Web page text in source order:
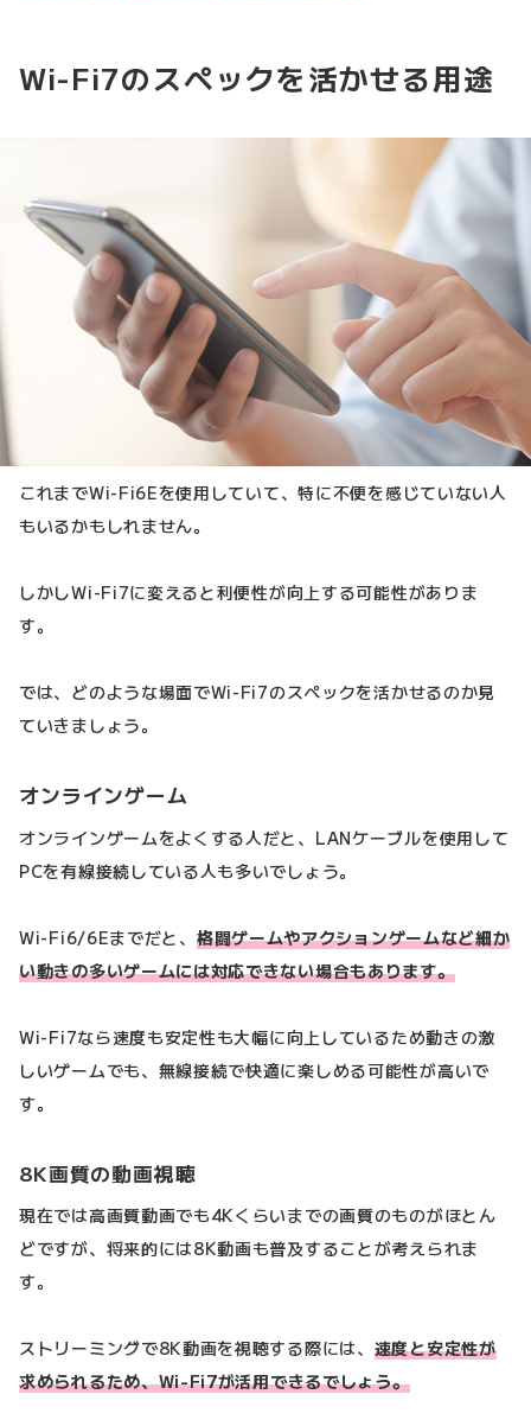
Wi-Fi7のスペックを活かせる用途
これまでWi-Fi6Eを使用していて、特に不便を感じていない人
もいるかもしれません。
しかしWi-Fi7に変えると利便性が向上する可能性がありま
す。
では、どのような場面でWi-Fi7のスペックを活かせるのか見
ていきましょう。
オンラインゲーム
オンラインゲームをよくする人だと、LANケーブルを使用して
PCを有線接続している人も多いでしょう。
Wi-Fi6/6Eまでだと、 格闘ゲームやアクションゲームなど細か
い動きの多いゲームには対応できない場合もあります。
Wi-Fi7なら速度も安定性も大幅に向上しているため動きの激
しいゲームでも、無線接続で快適に楽しめる可能性が高いで
す。
8K画質の動画視聴
現在では高画質動画でも4Kくらいまでの画質のものがほとん
どですが、将来的には8K動画も普及することが考えられま
す。
ストリーミングで8K動画を視聴する際には、 速度と安定性が
求められるため、Wi-Fi7が活用できるでしょう。